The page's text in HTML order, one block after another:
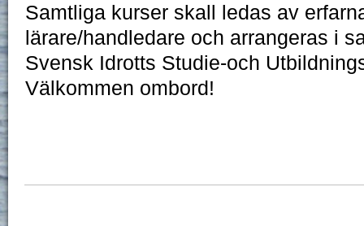
Samtliga kurser skall ledas av
lärare/handledare och arrangeras i
Svensk Idrotts Studie-och
Välkommen ombord!